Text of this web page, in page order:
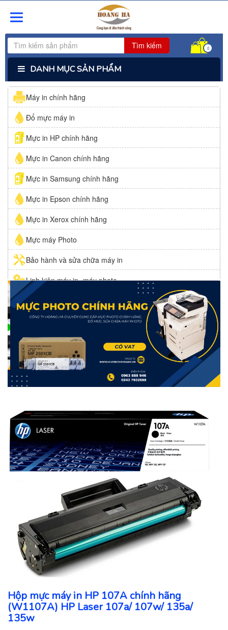
Tìm kiếm 0
DANH MỤC SẢN PHẨM
Máy in chính hãng
Đổ mực máy in
Mực in HP chính hãng
Mực in Canon chính hãng
Mực in Samsung chính hãng
Mực in Epson chính hãng
Mực in Xerox chính hãng
Mực máy Photo
Bảo hành và sửa chữa máy in
Linh kiện máy in- máy photo
Mực in giá rẻ VINAINK
Hộp mực máy in HP 107A chính hãng
(W1107A) HP Laser 107a/ 107w/ 135a/
135w